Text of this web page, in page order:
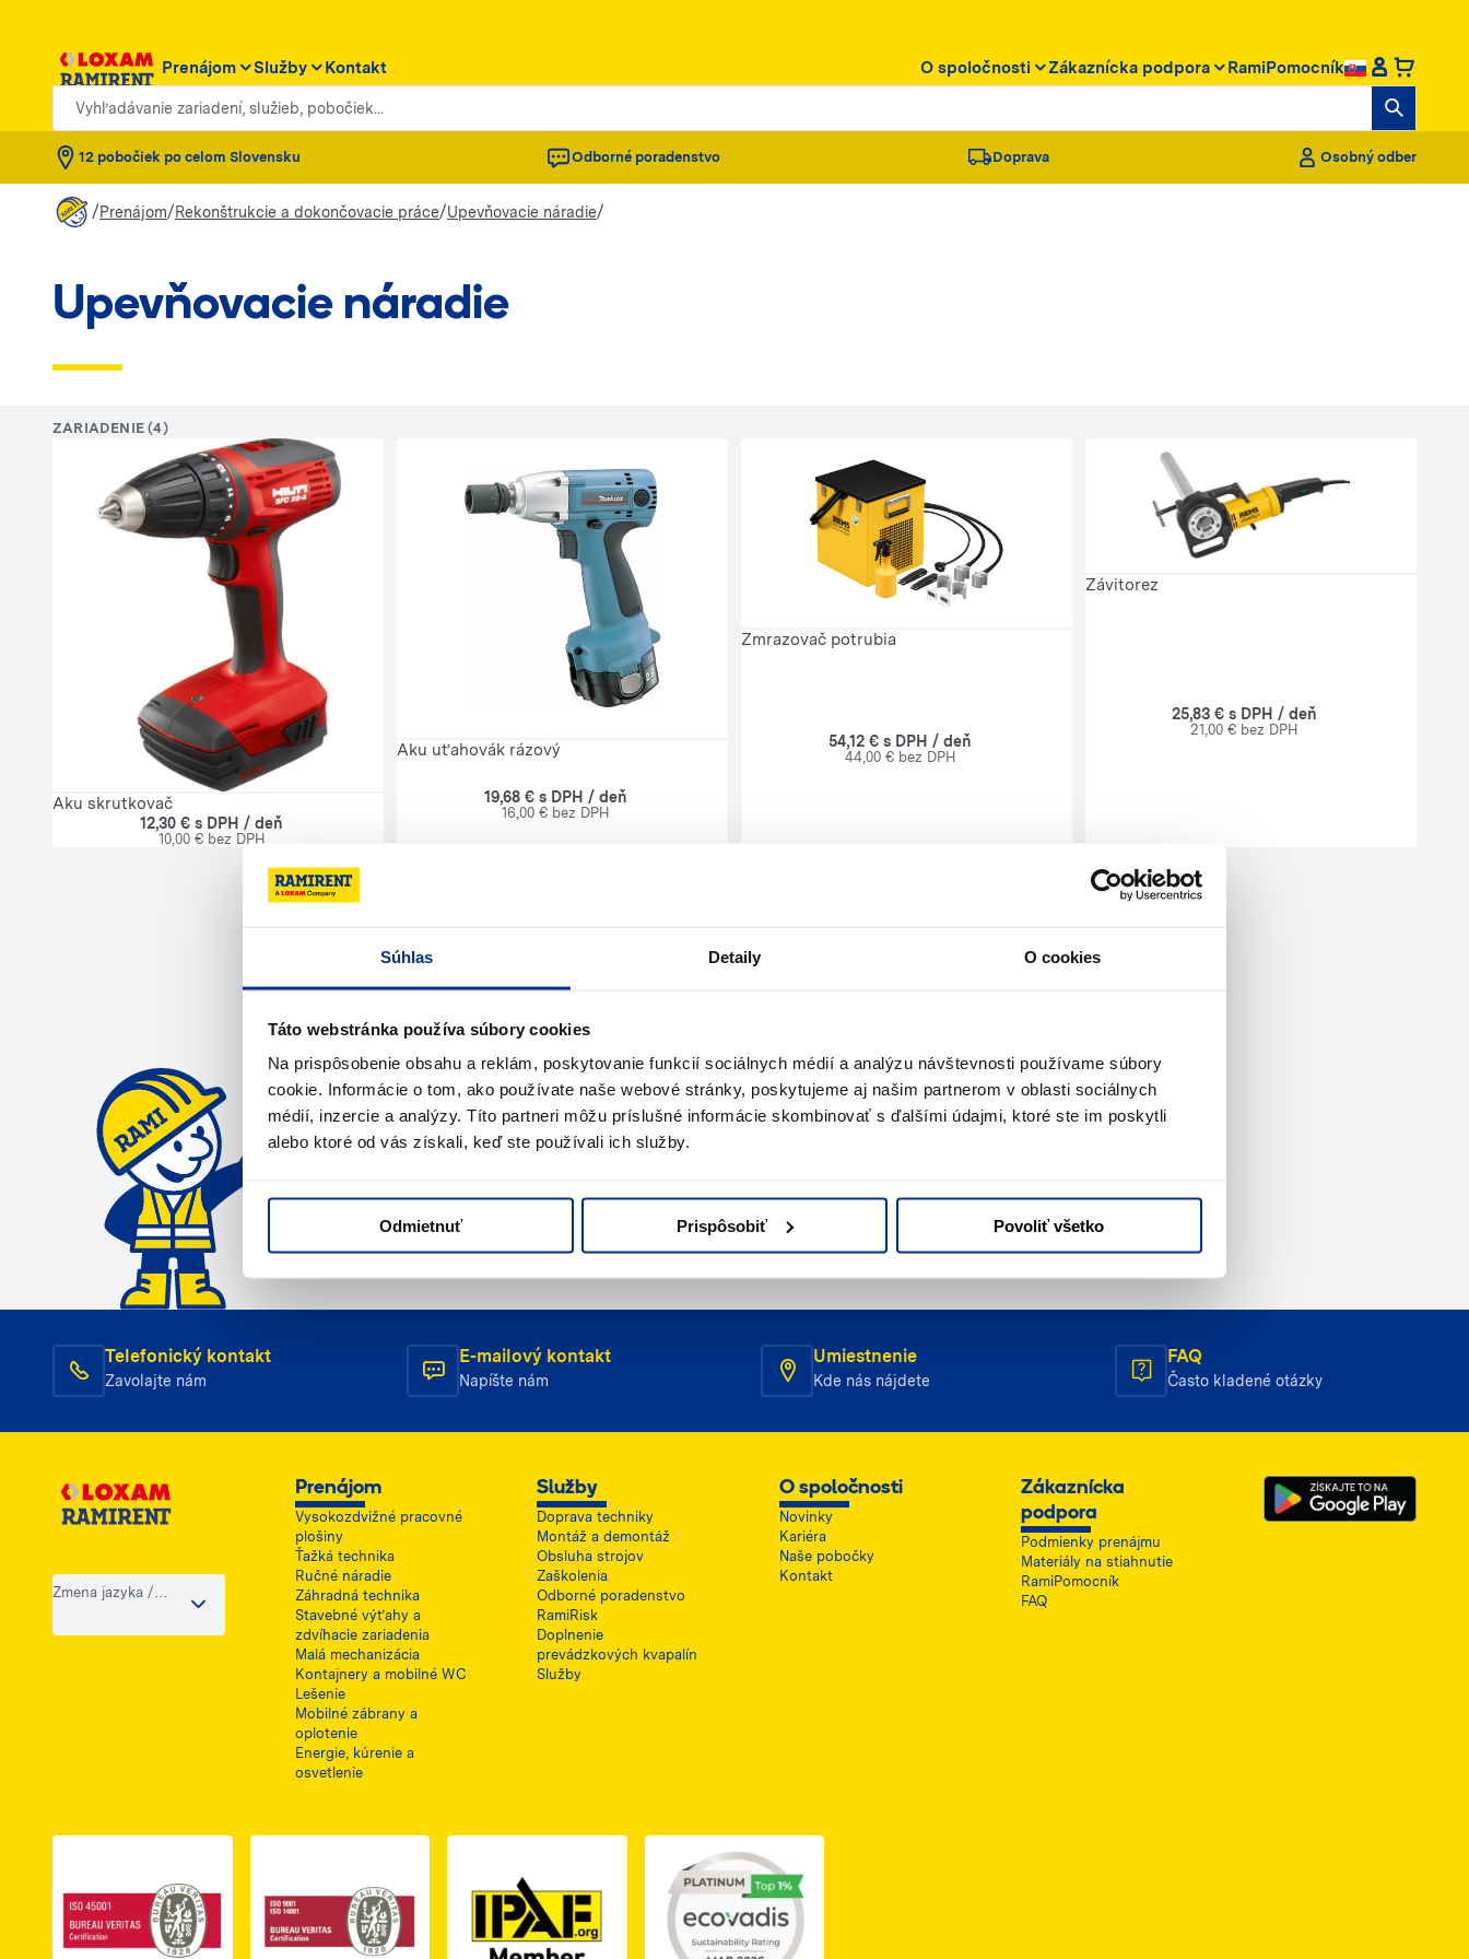
Súhlas Detaily O cookies
Táto webstránka používa súbory cookies
Na prispôsobenie obsahu a reklám, poskytovanie funkcií sociálnych médií a analýzu návštevnosti používame súbory
cookie. Informácie o tom, ako používate naše webové stránky, poskytujeme aj našim partnerom v oblasti sociálnych
médií, inzercie a analýzy. Títo partneri môžu príslušné informácie skombinovať s ďalšími údajmi, ktoré ste im poskytli
alebo ktoré od vás získali, keď ste používali ich služby.
Odmietnuť Prispôsobiť Povoliť všetko
Prenájom Služby Kontakt O spoločnosti Zákaznícka podpora RamiPomocník
Vyhľadávanie zariadení, služieb, pobočiek...
12 pobočiek po celom Slovensku Odborné poradenstvo Doprava Osobný odber
/Prenájom/Rekonštrukcie a dokončovacie práce/Upevňovacie náradie/
Upevňovacie náradie
ZARIADENIE (4)
Aku skrutkovač
12,30 € s DPH / deň
10,00 € bez DPH
Aku uťahovák rázový
19,68 € s DPH / deň
16,00 € bez DPH
Zmrazovač potrubia
54,12 € s DPH / deň
44,00 € bez DPH
Závitorez
25,83 € s DPH / deň
21,00 € bez DPH
Potrebujete pomoc?
Kontaktujte nás
Zavolajte nám Napíšte nám (e-mail)
Telefonický kontakt
Zavolajte nám
E-mailový kontakt
Napíšte nám
Umiestnenie
Kde nás nájdete
FAQ
Často kladené otázky
Zmena jazyka /
Prenájom
Vysokozdvižné pracovné
plošiny
Ťažká technika
Ručné náradie
Záhradná technika
Stavebné výťahy a
zdvíhacie zariadenia
Malá mechanizácia
Kontajnery a mobilné WC
Lešenie
Mobilné zábrany a
oplotenie
Energie, kúrenie a
osvetlenie
Služby
Doprava techniky
Montáž a demontáž
Obsluha strojov
Zaškolenia
Odborné poradenstvo
RamiRisk
Doplnenie
prevádzkových kvapalín
Služby
O spoločnosti
Novinky
Kariéra
Naše pobočky
Kontakt
Zákaznícka
podpora
Podmienky prenájmu
Materiály na stiahnutie
RamiPomocník
FAQ
Link do dokumentu PDF z certyfikatem ISO 1, otwiera się w nowej karcie
Link do dokumentu PDF z certyfikatem ISO 2, otwiera się w nowej karcie
Link do dokumentu PDF z certyfikatem IPAF, otwiera się w nowej karcie